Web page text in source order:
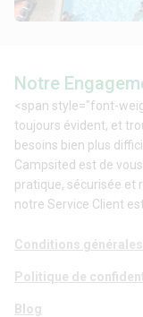
Notre
<span style="font-
toujours évident, et
besoins bien plus
Campsited est de
pratique, sécurisée et
notre Service Client
Conditions
Politique de
Blog